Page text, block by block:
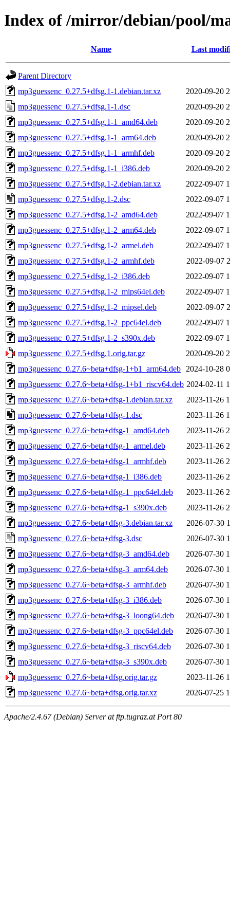
Index of /mirror/debian/pool/
Name Last
Parent Directory
mp3guessenc_0.27.5+dfsg.1-1.debian.tar.xz
2020-09-20
mp3guessenc_0.27.5+dfsg.1-1.dsc
2020-09-20
mp3guessenc_0.27.5+dfsg.1-1_amd64.deb
2020-09-20
mp3guessenc_0.27.5+dfsg.1-1_arm64.deb
2020-09-20
mp3guessenc_0.27.5+dfsg.1-1_armhf.deb
2020-09-20
mp3guessenc_0.27.5+dfsg.1-1_i386.deb
2020-09-20
mp3guessenc_0.27.5+dfsg.1-2.debian.tar.xz
2022-09-07
mp3guessenc_0.27.5+dfsg.1-2.dsc
2022-09-07
mp3guessenc_0.27.5+dfsg.1-2_amd64.deb
2022-09-07
mp3guessenc_0.27.5+dfsg.1-2_arm64.deb
2022-09-07
mp3guessenc_0.27.5+dfsg.1-2_armel.deb
2022-09-07
mp3guessenc_0.27.5+dfsg.1-2_armhf.deb
2022-09-07
mp3guessenc_0.27.5+dfsg.1-2_i386.deb
2022-09-07
mp3guessenc_0.27.5+dfsg.1-2_mips64el.deb
2022-09-07
mp3guessenc_0.27.5+dfsg.1-2_mipsel.deb
2022-09-07
mp3guessenc_0.27.5+dfsg.1-2_ppc64el.deb
2022-09-07
mp3guessenc_0.27.5+dfsg.1-2_s390x.deb
2022-09-07
mp3guessenc_0.27.5+dfsg.1.orig.tar.gz
2020-09-20
mp3guessenc_0.27.6~beta+dfsg-1+b1_arm64.deb
2024-10-28
mp3guessenc_0.27.6~beta+dfsg-1+b1_riscv64.deb 2024-02-11
mp3guessenc_0.27.6~beta+dfsg-1.debian.tar.xz
2023-11-26
mp3guessenc_0.27.6~beta+dfsg-1.dsc
2023-11-26
mp3guessenc_0.27.6~beta+dfsg-1_amd64.deb
2023-11-26
mp3guessenc_0.27.6~beta+dfsg-1_armel.deb
2023-11-26
mp3guessenc_0.27.6~beta+dfsg-1_armhf.deb
2023-11-26
mp3guessenc_0.27.6~beta+dfsg-1_i386.deb
2023-11-26
mp3guessenc_0.27.6~beta+dfsg-1_ppc64el.deb
2023-11-26
mp3guessenc_0.27.6~beta+dfsg-1_s390x.deb
2023-11-26
mp3guessenc_0.27.6~beta+dfsg-3.debian.tar.xz
2026-07-30
mp3guessenc_0.27.6~beta+dfsg-3.dsc
2026-07-30
mp3guessenc_0.27.6~beta+dfsg-3_amd64.deb
2026-07-30
mp3guessenc_0.27.6~beta+dfsg-3_arm64.deb
2026-07-30
mp3guessenc_0.27.6~beta+dfsg-3_armhf.deb
2026-07-30
mp3guessenc_0.27.6~beta+dfsg-3_i386.deb
2026-07-30
mp3guessenc_0.27.6~beta+dfsg-3_loong64.deb
2026-07-30
mp3guessenc_0.27.6~beta+dfsg-3_ppc64el.deb
2026-07-30
mp3guessenc_0.27.6~beta+dfsg-3_riscv64.deb
2026-07-30
mp3guessenc_0.27.6~beta+dfsg-3_s390x.deb
2026-07-30
mp3guessenc_0.27.6~beta+dfsg.orig.tar.gz
2023-11-26
mp3guessenc_0.27.6~beta+dfsg.orig.tar.xz
2026-07-25
Apache/2.4.67 (Debian) Server at ftp.tugraz.at Port 80